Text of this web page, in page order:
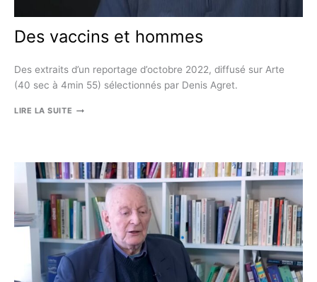
Des vaccins et hommes
Des extraits d’un reportage d’octobre 2022, diffusé sur Arte
(40 sec à 4min 55) sélectionnés par Denis Agret.
LIRE LA SUITE DES